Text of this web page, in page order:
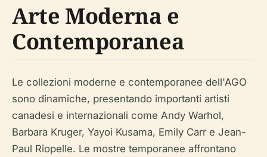
Arte Moderna e
Contemporanea
Le collezioni moderne e contemporanee dell'AGO
sono dinamiche, presentando importanti artisti
canadesi e internazionali come Andy Warhol,
Barbara Kruger, Yayoi Kusama, Emily Carr e Jean-
Paul Riopelle. Le mostre temporanee affrontano